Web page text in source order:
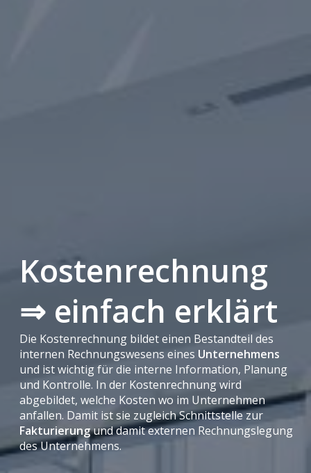
Kostenrechnung
⇒ einfach erklärt
Die Kostenrechnung bildet einen Bestandteil des
internen Rechnungswesens eines Unternehmens
und ist wichtig für die interne Information, Planung
und Kontrolle. In der Kostenrechnung wird
abgebildet, welche Kosten wo im Unternehmen
anfallen. Damit ist sie zugleich Schnittstelle zur
Fakturierungund damit externen Rechnungslegung
des Unternehmens.